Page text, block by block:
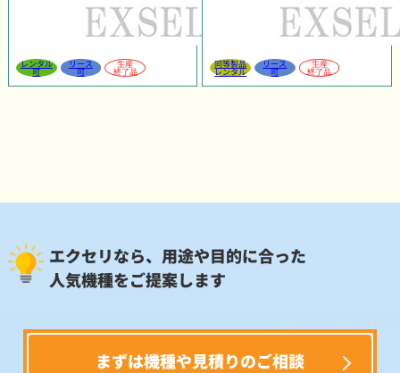
レンタル
可
リース
可
生産
終了品
同等製品
レンタル
リース
可
生産
終了品
エクセリなら、用途や目的に合った
人気機種をご提案します
まずは機種や見積りのご相談